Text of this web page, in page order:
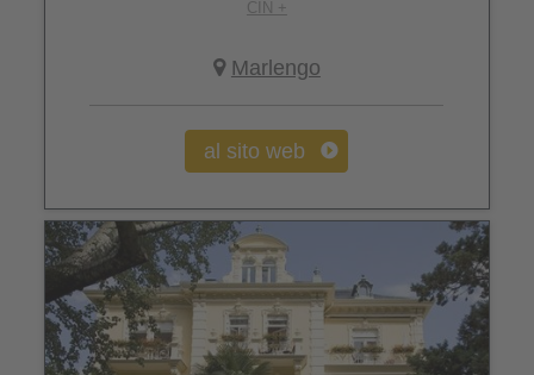
CIN +
Marlengo
al sito web